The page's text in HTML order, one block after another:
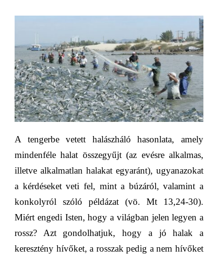
A tengerbe vetett halászháló hasonlata, amely
mindenféle halat összegyűjt (az evésre alkalmas,
illetve alkalmatlan halakat egyaránt), ugyanazokat
a kérdéseket veti fel, mint a búzáról, valamint a
konkolyról szóló példázat (vö. Mt 13,24-30).
Miért engedi Isten, hogy a világban jelen legyen a
rossz? Azt gondolhatjuk, hogy a jó halak a
keresztény hívőket, a rosszak pedig a nem hívőket